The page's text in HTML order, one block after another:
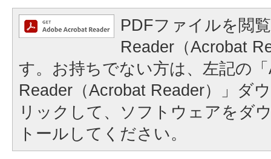
PDFファイルを閲
Reader（Acrobat
す。お持ちでない方は、左記の
Reader（Acrobat Reader）」ダ
リックして、ソフトウェアをダ
トールしてください。